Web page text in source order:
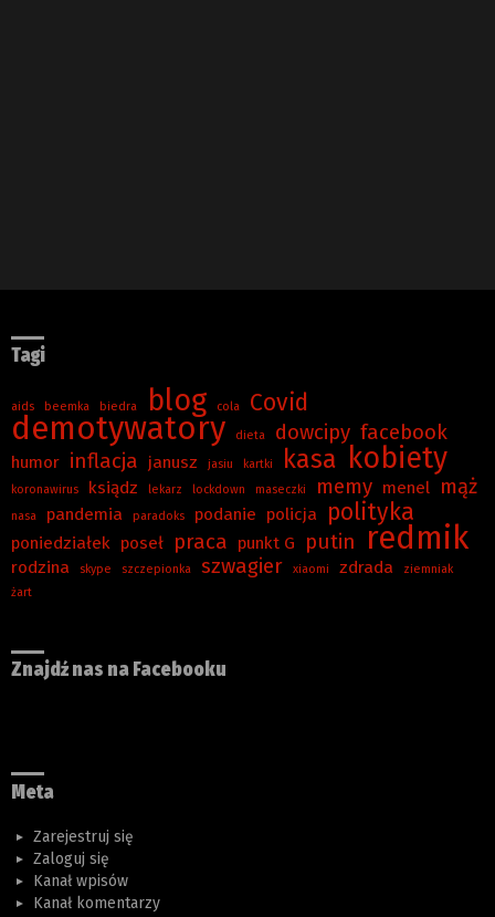
Tagi
aids beemka biedra blog cola Covid
demotywatory dieta dowcipy facebook
humor inflacja janusz jasiu kartki kasa kobiety
koronawirus ksiądz lekarz lockdown maseczki memy menel mąż
nasa pandemia paradoks podanie policja polityka
poniedziałek poseł praca punkt G putin redmik
rodzina skype szczepionka szwagier xiaomi zdrada
ziemniak
żart
Znajdź nas na Facebooku
Meta
Zarejestruj się
Zaloguj się
Kanał wpisów
Kanał komentarzy